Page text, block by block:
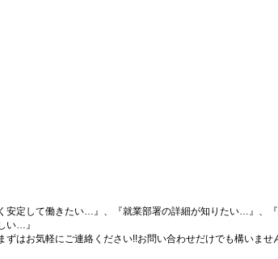
安定して働きたい…』、『就業部署の詳細が知りたい…』、
い…』
はお気軽にご連絡ください!!お問い合わせだけでも構いませ